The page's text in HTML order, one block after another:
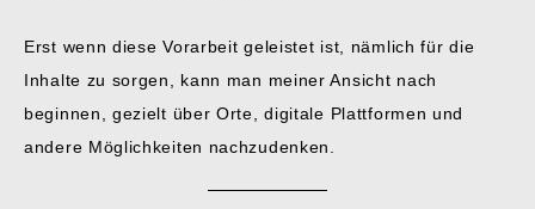
Erst wenn diese Vorarbeit geleistet ist, nämlich für die
Inhalte zu sorgen, kann man meiner Ansicht nach
beginnen, gezielt über Orte, digitale Plattformen und
andere Möglichkeiten nachzudenken.